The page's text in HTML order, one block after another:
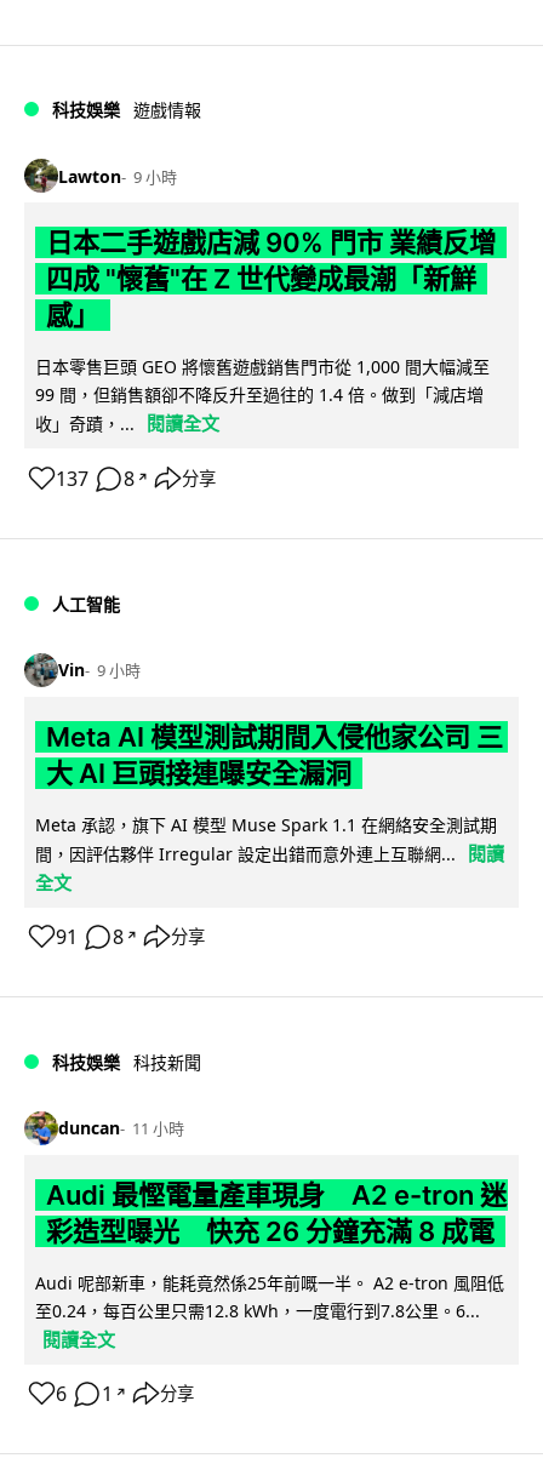
科技娛樂 遊戲情報
Lawton 9 小時
日本二手遊戲店減 90% 門市 業績反增
四成 "懷舊"在 Z 世代變成最潮「新鮮
感」
日本零售巨頭 GEO 將懷舊遊戲銷售門市從 1,000 間大幅減至
99 間，但銷售額卻不降反升至過往的 1.4 倍。做到「減店增
收」奇蹟，...
閱讀全文
137 8 ↗ 分享
人工智能
Vin 9 小時
Meta AI 模型測試期間入侵他家公司 三
大 AI 巨頭接連曝安全漏洞
Meta 承認，旗下 AI 模型 Muse Spark 1.1 在網絡安全測試期
間，因評估夥伴 Irregular 設定出錯而意外連上互聯網...
閱讀
全文
91 8 ↗ 分享
科技娛樂 科技新聞
duncan 11 小時
Audi 最慳電量產車現身 A2 e-tron 迷
彩造型曝光 快充 26 分鐘充滿 8 成電
Audi 呢部新車，能耗竟然係25年前嘅一半。 A2 e-tron 風阻低
至0.24，每百公里只需12.8 kWh，一度電行到7.8公里。6...
閱讀全文
6 1 ↗ 分享